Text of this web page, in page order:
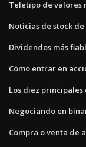
Teletipo de valores
Noticias de stock
Dividendos más
Cómo entrar en
Los diez
Negociando en
Compra o venta de